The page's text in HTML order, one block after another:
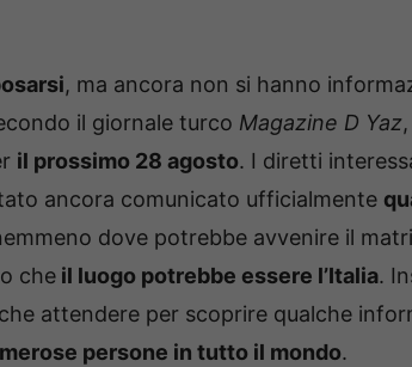
, ma ancora non si hanno
il giornale turco Magazine D Yaz
il prossimo 28 agosto. I diretti
ancora comunicato ufficialmente
dove potrebbe avvenire il
che il luogo potrebbe essere l’Italia.
attendere per scoprire qualche
persone in tutto il mondo.